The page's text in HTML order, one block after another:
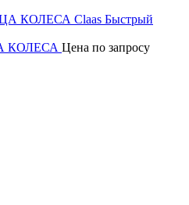
Быстрый
КОЛЕСА Цена по запросу